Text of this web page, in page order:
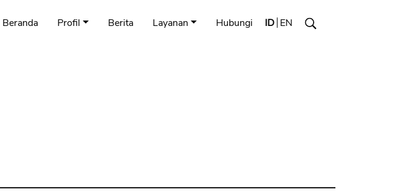
Beranda Profil Berita Layanan Hubungi ID EN